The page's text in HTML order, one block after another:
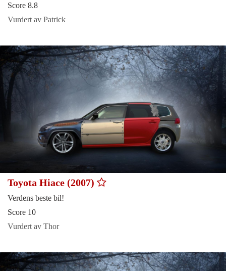
Score 8.8
Vurdert av Patrick
Toyota Hiace (2007)
Verdens beste bil!
Score 10
Vurdert av Thor